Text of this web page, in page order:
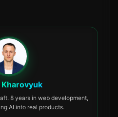
8 years in web development,
AI into real products.